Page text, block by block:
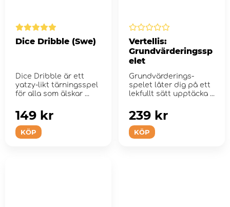
Dice Dribble (Swe)
Dice Dribble är ett
yatzy-likt tärningsspel
för alla som älskar ...
KÖP
149 kr
Vertellis:
Grundvärderingssp
elet
Grundvärderings-
spelet låter dig på ett
lekfullt sätt upptäcka ...
KÖP
239 kr